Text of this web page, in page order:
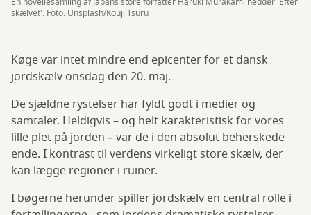
skælvet'. Foto: Unsplash/Kouji Tsuru
Køge var intet mindre end epicenter for et dansk
jordskælv onsdag den 20. maj.
De sjældne rystelser har fyldt godt i medier og
samtaler. Heldigvis – og helt karakteristisk for vores
lille plet på jorden – var de i den absolut beherskede
ende. I kontrast til verdens virkeligt store skælv, der
kan lægge regioner i ruiner.
I bøgerne herunder spiller jordskælv en central rolle i